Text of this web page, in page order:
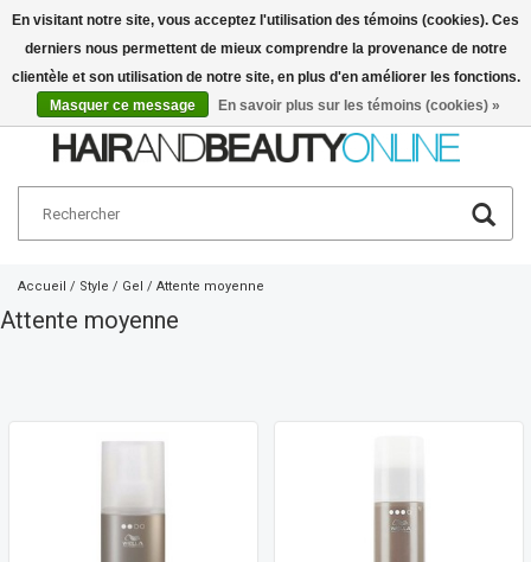
Français
Accueil / Style / Gel / Attente moyenne
Attente moyenne
En visitant notre site, vous acceptez l'utilisation des témoins (cookies). Ces
derniers nous permettent de mieux comprendre la provenance de notre
clientèle et son utilisation de notre site, en plus d'en améliorer les fonctions.
Masquer ce message
En savoir plus sur les témoins (cookies) »